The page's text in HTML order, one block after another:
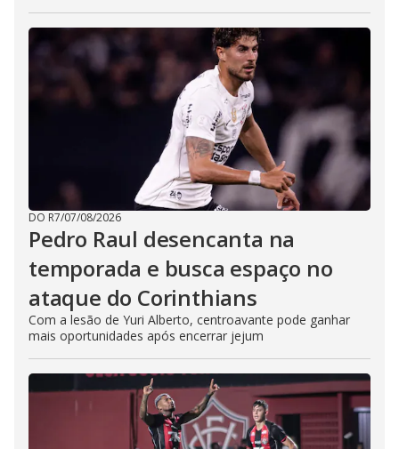
DO R7/07/08/2026
Pedro Raul desencanta na
temporada e busca espaço no
ataque do Corinthians
Com a lesão de Yuri Alberto, centroavante pode ganhar
mais oportunidades após encerrar jejum